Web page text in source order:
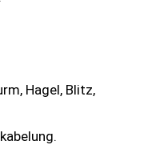
Hagel, Blitz,